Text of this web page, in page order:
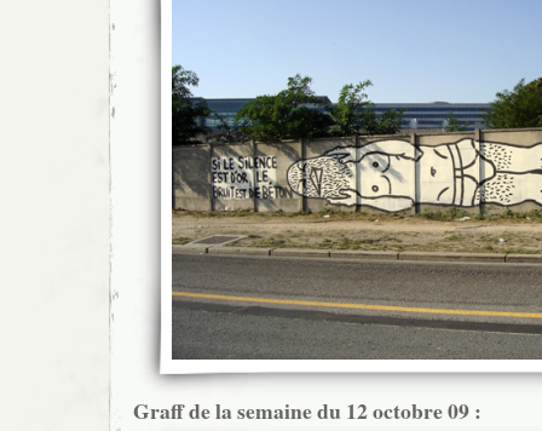
Graff de la semaine du 12 octobre 09 :